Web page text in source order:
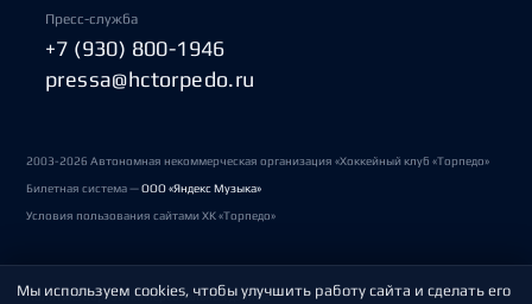
Пресс-служба
+7 (930) 800-1946
pressa@hctorpedo.ru
2003-2026 Автономная некоммерческая организация «Хоккейный клуб «Торпедо»
Билетная система —ООО «Яндекс Музыка»
Условия пользования сайтами ХК «Торпедо»
Политика обработки персональных данных
Мы используем cookies, чтобы улучшить работу сайта и сделать его